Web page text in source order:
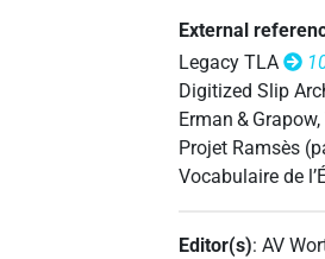
External
Legacy TLA
Digitized Slip
Erman & Grapow,
Projet Ramsès
Vocabulaire de
Editor(s):AV